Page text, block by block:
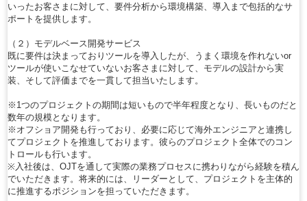
いったお客さまに対して、要件分析から環境構築、導入まで包括的なサ
ポートを提供します。
（２）モデルベース開発サービス
既に要件は決まっておりツールを導入したが、うまく環境を作れないor
ツールが使いこなせていないお客さまに対して、モデルの設計から実
装、そして評価までを一貫して担当いたします。
※1つのプロジェクトの期間は短いもので半年程度となり、長いものだと
数年の規模となります。
※オフショア開発も行っており、必要に応じて海外エンジニアと連携し
てプロジェクトを推進しております。彼らのプロジェクト全体でのコン
トロールも行います。
※入社後は、OJTを通して実際の業務プロセスに携わりながら経験を積ん
でいただきます。将来的には、リーダーとして、プロジェクトを主体的
に推進するポジションを担っていただきます。